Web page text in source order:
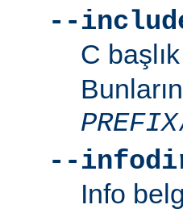
--
C
PREFIX
--
Info